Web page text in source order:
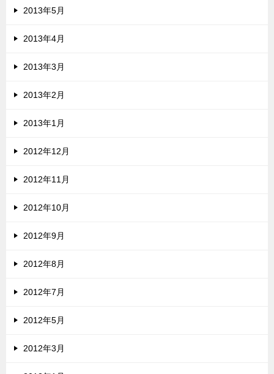
2013年5月
2013年4月
2013年3月
2013年2月
2013年1月
2012年12月
2012年11月
2012年10月
2012年9月
2012年8月
2012年7月
2012年5月
2012年3月